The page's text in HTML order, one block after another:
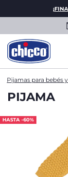
Pijamas para bebés
PIJAMA
HASTA -60%